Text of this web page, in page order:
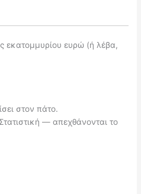
εκατομμυρίου ευρώ (ή λέβα,
στον πάτο.
— απεχθάνονται το